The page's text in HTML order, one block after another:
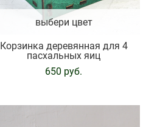
выбери цвет
Корзинка деревянная для 4
пасхальных яиц
650 pуб.